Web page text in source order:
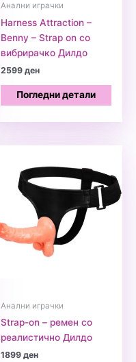
Анални играчки
Harness Attraction –
Benny – Strap on со
вибрирачко Дилдо
2599ден
Погледни детали
Анални играчки
Strap-on – ремен со
реалистично Дилдо
1899ден